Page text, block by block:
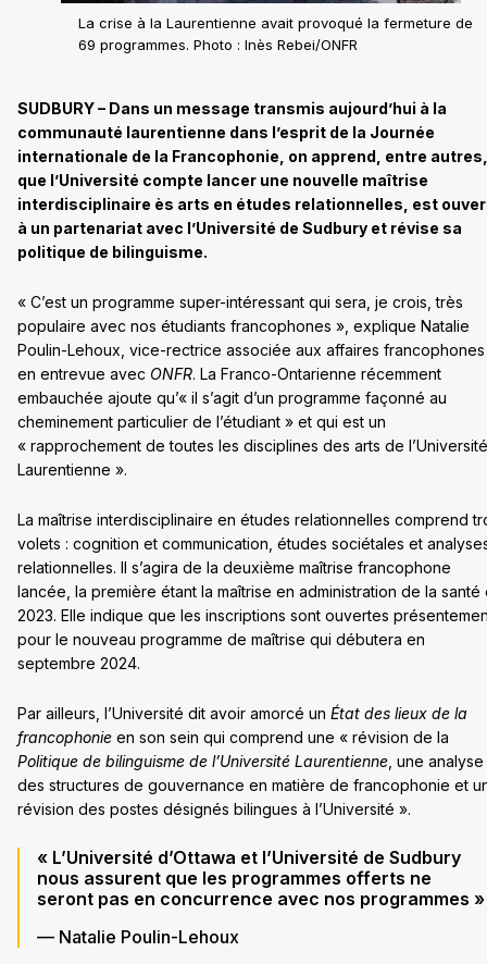
La crise à la Laurentienne avait provoqué la fermeture de
69 programmes. Photo : Inès Rebei/ONFR
SUDBURY – Dans un message transmis aujourd’hui à la
communauté laurentienne dans l’esprit de la Journée
internationale de la Francophonie, on apprend, entre autres,
que l’Université compte lancer une nouvelle maîtrise
interdisciplinaire ès arts en études relationnelles, est
à un partenariat avec l’Université de Sudbury et révise sa
politique de bilinguisme.
« C’est un programme super-intéressant qui sera, je crois, très
populaire avec nos étudiants francophones », explique Natalie
Poulin-Lehoux, vice-rectrice associée aux affaires francophones
en entrevue avec ONFR. La Franco-Ontarienne récemment
embauchée ajoute qu’« il s’agit d’un programme façonné au
cheminement particulier de l’étudiant » et qui est un
« rapprochement de toutes les disciplines des arts de l’Université
Laurentienne ».
La maîtrise interdisciplinaire en études relationnelles comprend
volets : cognition et communication, études sociétales et
relationnelles. Il s’agira de la deuxième maîtrise francophone
lancée, la première étant la maîtrise en administration de la santé
2023. Elle indique que les inscriptions sont ouvertes
pour le nouveau programme de maîtrise qui débutera en
septembre 2024.
Par ailleurs, l’Université dit avoir amorcé un État des lieux de la
francophonie en son sein qui comprend une « révision de la
Politique de bilinguisme de l’Université Laurentienne , une analyse
des structures de gouvernance en matière de francophonie et
révision des postes désignés bilingues à l’Université ».
« L’Université d’Ottawa et l’Université de Sudbury
nous assurent que les programmes offerts ne
seront pas en concurrence avec nos programmes »
— Natalie Poulin-Lehoux